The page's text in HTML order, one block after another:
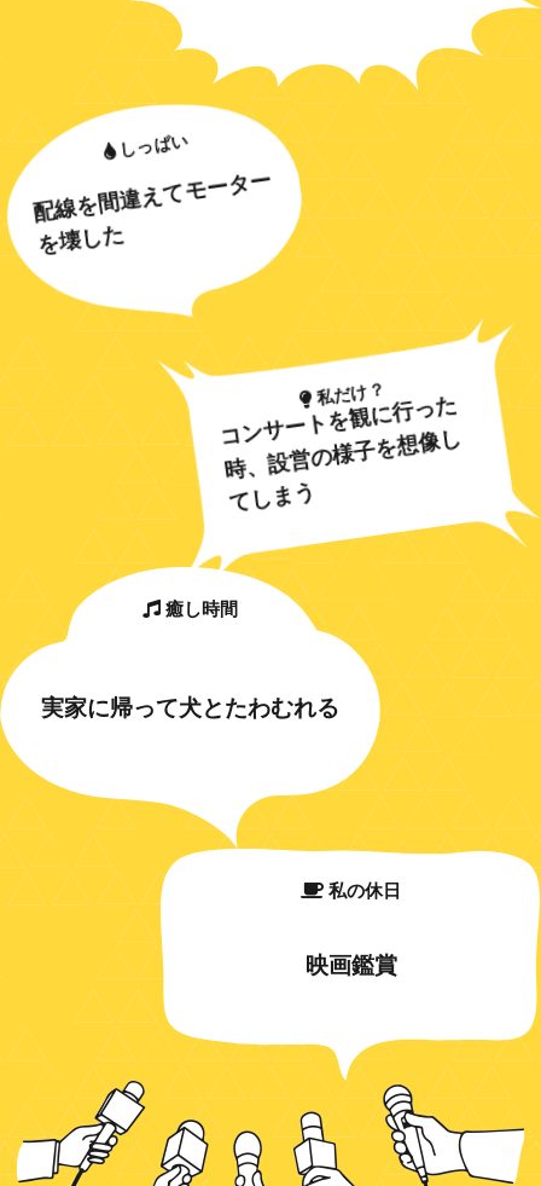
しっぱい
配線を間違えてモーター
を壊した
私だけ？
コンサートを観に行った
時、設営の様子を想像し
てしまう
実家に帰って犬とたわむれる
私の休日
映画鑑賞